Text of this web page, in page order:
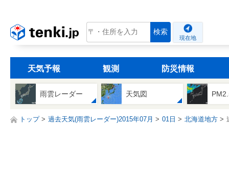
tenki.jp 検索
現在地
天気予報 観測 防災情報
雨雲レーダー 天気図
トップ 過去天気(雨雲レーダー)2015年07月 01日 北海道地方